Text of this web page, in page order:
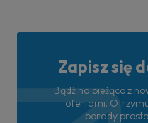
Zapisz się
Bądź na bieżąco z
ofertami.
porady